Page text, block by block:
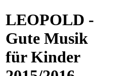
LEOPOLD -
Gute Musik
für Kinder